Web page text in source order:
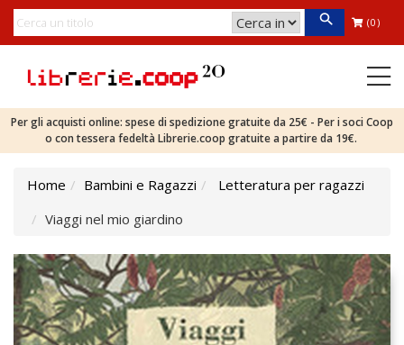
(0)
Per gli acquisti online: spese di spedizione gratuite da 25€ - Per i soci Coop
o con tessera fedeltà Librerie.coop gratuite a partire da 19€.
Home Bambini e Ragazzi
Letteratura per ragazzi
Viaggi nel mio giardino